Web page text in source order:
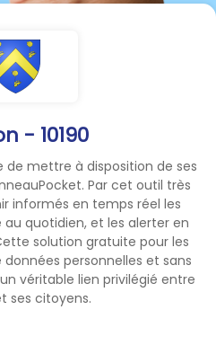
- 10190
mettre à disposition de ses
Par cet outil très
informés en temps réel les
quotidien, et les alerter en
solution gratuite pour les
personnelles et sans
véritable lien privilégié entre
ses citoyens.